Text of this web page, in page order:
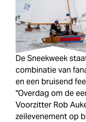
DeSneekweek
combinatie van
en een bruisend
"Overdag om de
Voorzitter Rob
zeilevenement op